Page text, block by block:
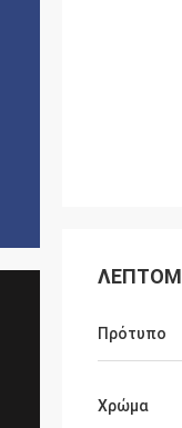
Πρότυπο
Χρώμα